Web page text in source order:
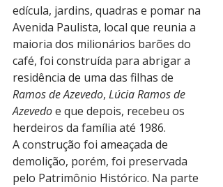
edícula, jardins, quadras e pomar na
Avenida Paulista, local que reunia a
maioria dos milionários barões do
café, foi construída para abrigar a
residência de uma das filhas de
Ramos de Azevedo, Lúcia Ramos de
Azevedo e que depois, recebeu os
herdeiros da família até 1986.
A construção foi ameaçada de
demolição, porém, foi preservada
pelo Patrimônio Histórico. Na parte